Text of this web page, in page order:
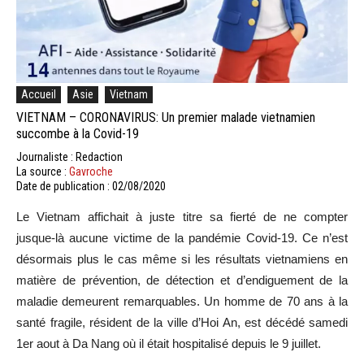
Accueil Asie Vietnam
VIETNAM – CORONAVIRUS: Un premier malade vietnamien
succombe à la Covid-19
Journaliste : Redaction
La source : Gavroche
Date de publication : 02/08/2020
Le Vietnam affichait à juste titre sa fierté de ne compter
jusque-là aucune victime de la pandémie Covid-19. Ce n’est
désormais plus le cas même si les résultats vietnamiens en
matière de prévention, de détection et d’endiguement de la
maladie demeurent remarquables. Un homme de 70 ans à la
santé fragile, résident de la ville d’Hoi An, est décédé samedi
1er aout à Da Nang où il était hospitalisé depuis le 9 juillet.